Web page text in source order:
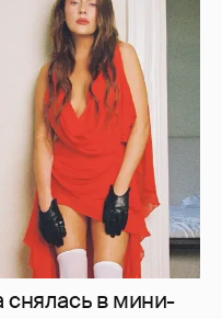
снялась в мини-
9